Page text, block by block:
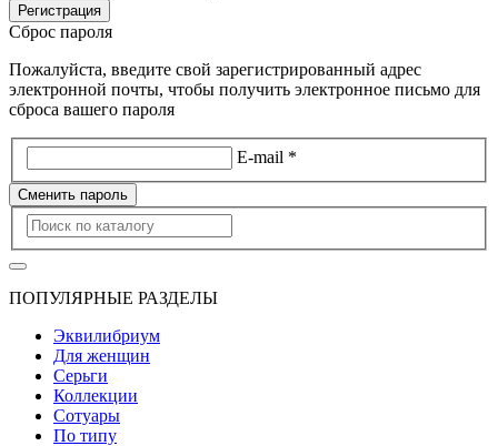
Регистрация
Сброс пароля
Пожалуйста, введите свой зарегистрированный адрес
электронной почты, чтобы получить электронное письмо для
сброса вашего пароля
E-mail *
Сменить пароль
ПОПУЛЯРНЫЕ РАЗДЕЛЫ
Эквилибриум
Для женщин
Серьги
Коллекции
Сотуары
По типу